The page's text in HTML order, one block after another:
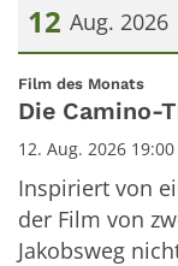
12 Aug. 2026
Datum: 12.
Film des Monats:
Die Camino-
12. Aug. 2026
Inspiriert von
der Film von
Jakobsweg